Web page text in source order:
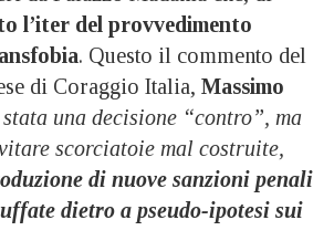
l’iter del provvedimento
. Questo il commento del
di Coraggio Italia, Massimo
stata una decisione “contro”, ma
scorciatoie mal costruite,
di nuove sanzioni penali
dietro a pseudo-ipotesi sui